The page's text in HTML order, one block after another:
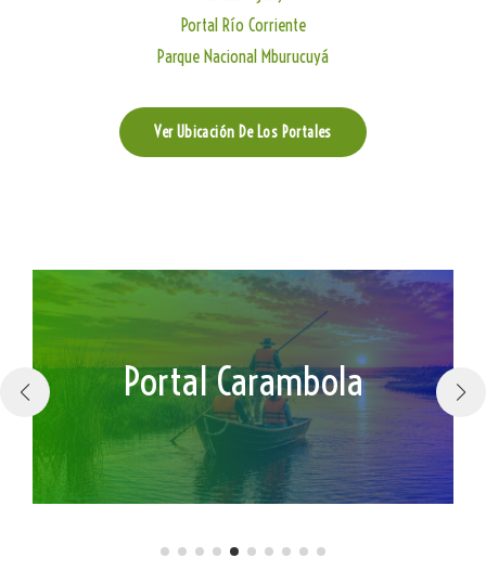
Portal Río Corriente
Parque Nacional Mburucuyá
Ver Ubicación De Los Portales
Parque Nacional
Mburucuyá
Portal San Nicolás
Portal San Antonio
Portal Cambyretá
Portal Galarza
Portal Carambola
Portal Laguna Iberá
Portal Capivarí
Portal Uguay
Portal Río Corriente
Parque Nacional
Mburucuyá
Portal San Nicolás